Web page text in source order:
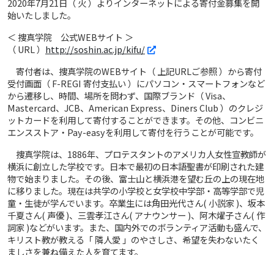
2020年7月21日（ 火 ）よりインターネットによる寄付金募集を開
始いたしました。
＜ 捜真学院 公式WEBサイト ＞
（ URL ） http://soshin.ac.jp/kifu/
寄付者は、捜真学院のWEBサイト（ 上記URLご参照 ）から寄付
受付画面（ F-REGI 寄付支払い ）にパソコン・スマートフォンなど
から遷移し、時間、場所を問わず、国際ブランド（ Visa、
Mastercard、JCB、American Express、Diners Club ）のクレジ
ットカードを利用して寄付することができます。その他、コンビニ
エンスストア・Pay-easyを利用して寄付を行うことが可能です。
捜真学院は、1886年、プロテスタントのアメリカ人女性宣教師が
横浜に創立した学校です。日本で最初の日本語聖書が印刷された建
物で始まりました。その後、富士山と横浜港を望む丘の上の現在地
に移りました。現在は共学の小学校と女学校中学部・高等学部で児
童・生徒が学んでいます。卒業生には角田光代さん( 小説家 )、坂本
千夏さん( 声優 )、三雲孝江さん( アナウンサー )、阿木燿子さん( 作
詞家 )などがいます。また、国内外でのボランティア活動も盛んで、
キリスト教が教える「 隣人愛 」のやさしさ、希望を失わないたく
ましさを兼ね備えた人を育てます。